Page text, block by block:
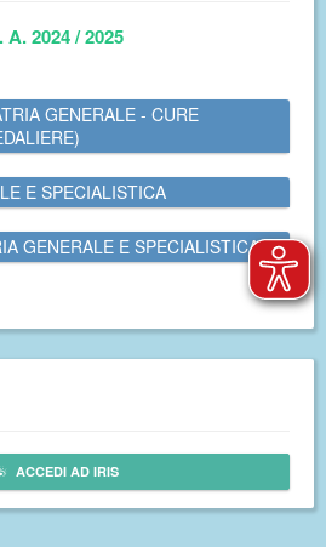
A. 2024 / 2025
GENERALE - CURE
E SPECIALISTICA
GENERALE E SPECIALISTICA
ACCEDI AD IRIS